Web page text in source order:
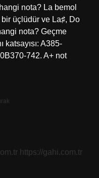
nota? La bemol
bir üçlüdür ve La♯, Do
nota? Geçme
katsayısı: A385-
742. A+ not
https://gahi.com.tr